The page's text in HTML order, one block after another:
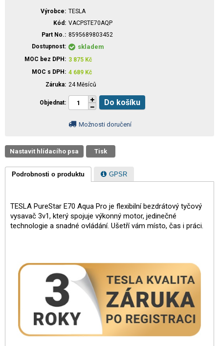
Výrobce
TESLA
Kód
VACPSTE70AQP
Part No.
8595689803452
Dostupnost
skladem
MOC bez DPH 3 875 Kč
MOC s DPH
4 689 Kč
Záruka 24 Měsíců
Objednat Do košíku
Možnosti doručení
Nastavit hlídacího psa Tisk
Podrobnosti o produktu GPSR
TESLA PureStar E70 Aqua Pro je flexibilní bezdrátový tyčový
vysavač 3v1, který spojuje výkonný motor, jedinečné
technologie a snadné ovládání. Ušetří vám místo, čas i práci.